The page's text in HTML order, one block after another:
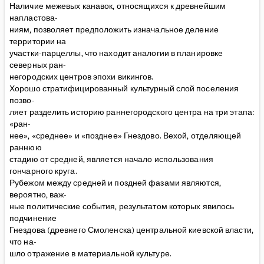
Наличие межевых канавок, относящихся к древнейшим
напластова-
ниям, позволяет предположить изначальное деление
территории на
участки-парцеллы, что находит аналогии в планировке
северных ран-
негородских центров эпохи викингов.
Хорошо стратифицированный культурный слой поселения
позво-
ляет разделить историю раннегородского центра на три этапа:
«ран-
нее», «среднее» и «позднее» Гнездово. Вехой, отделяющей
раннюю
стадию от средней, является начало использования
гончарного круга.
Рубежом между средней и поздней фазами являются,
вероятно, важ-
ные политические события, результатом которых явилось
подчинение
Гнездова (древнего Смоленска) центральной киевской власти,
что на-
шло отражение в материальной культуре.